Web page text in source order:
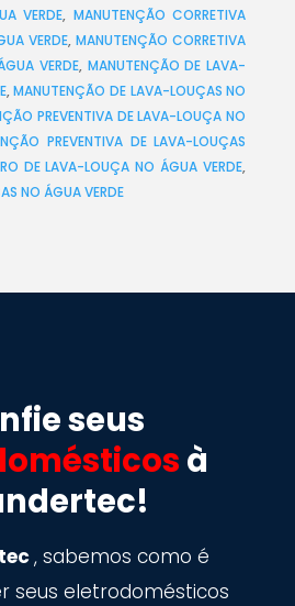
VERDE, MANUTENÇÃO CORRETIVA
VERDE,MANUTENÇÃO CORRETIVA
VERDE, MANUTENÇÃO DE LAVA-
,MANUTENÇÃO DE LAVA-LOUÇAS NO
PREVENTIVA DE LAVA-LOUÇA NO
PREVENTIVA DE LAVA-LOUÇAS
DE LAVA-LOUÇA NO ÁGUA VERDE,
NO ÁGUA VERDE
seus
à
, sabemos como é
seus eletrodomésticos